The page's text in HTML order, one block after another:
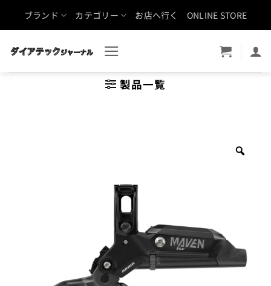
ブランド カテゴリー お店へ行く ONLINE STORE
製品一覧